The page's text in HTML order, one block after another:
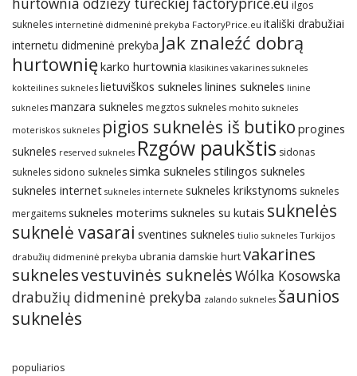
hurtownia odzieży tureckiej factoryprice.eu ilgos
sukneles internetinė didmeninė prekyba FactoryPrice.eu itališki drabužiai
internetu didmeninė prekyba Jak znaleźć dobrą
hurtowniękarko hurtownia klasikines vakarines sukneles
kokteilines sukneles lietuviškos sukneles linines sukneles linine
sukneles manzara sukneles megztos sukneles mohito sukneles
moteriskos sukneles pigios suknelės iš butiko progines
sukneles reserved sukneles Rzgów paukštis sidonas
sukneles sidono suknelessimka sukneles stilingos sukneles
sukneles internet sukneles internete sukneles krikstynoms sukneles
mergaitemssukneles moterims sukneles su kutais suknelės
suknelė vasarai sventines sukneles tiulio sukneles Turkijos
drabužių didmeninė prekyba ubrania damskie hurtvakarines
suknelesvestuvinės suknelėsWólka Kosowska
drabužių didmeninė prekyba zalando sukneles šaunios
suknelės
populiarios